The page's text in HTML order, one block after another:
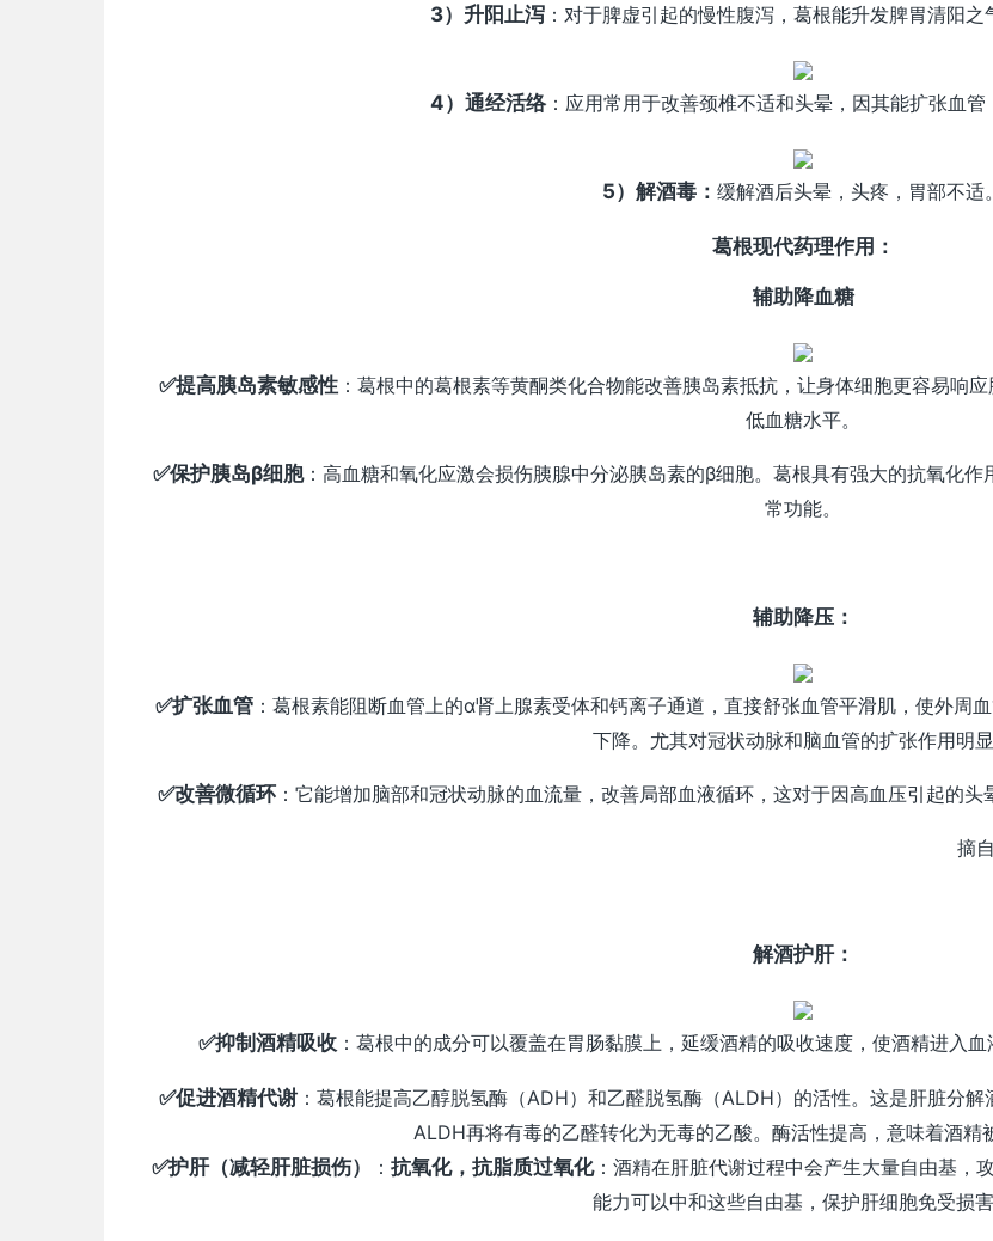
3）升阳止泻 ：对于脾虚引起的慢性腹泻，葛根能升发脾胃清阳之
4）通经活络：应用常用于改善颈椎不适和头晕，因其能扩张血管
5）解酒毒： 缓解酒后头晕，头疼，胃部不适。
葛根现代药理作用：
辅助降血糖
✅提高胰岛素敏感性 ：葛根中的葛根素等黄酮类化合物能改善胰岛素抵抗，让身体细胞更容易响
低血糖水平。
✅保护胰岛β细胞：高血糖和氧化应激会损伤胰腺中分泌胰岛素的β细胞。葛根具有强大的抗氧化
常功能。
辅助降压：
✅扩张血管 ：葛根素能阻断血管上的α肾上腺素受体和钙离子通道，直接舒张血管平滑肌，使外周
下降。尤其对冠状动脉和脑血管的扩张作用明显
✅改善微循环 ：它能增加脑部和冠状动脉的血流量，改善局部血液循环，这对于因高血压引起的
摘
解酒护肝：
✅抑制酒精吸收 ：葛根中的成分可以覆盖在胃肠黏膜上，延缓酒精的吸收速度，使酒精进入
✅促进酒精代谢 ：葛根能提高乙醇脱氢酶（ADH）和乙醛脱氢酶（ALDH）的活性。这是肝脏分
ALDH再将有毒的乙醛转化为无毒的乙酸。酶活性提高，意味着酒精
✅护肝（减轻肝脏损伤）
： 抗氧化，抗脂质过氧化：酒精在肝脏代谢过程中会产生大量自由基，
能力可以中和这些自由基，保护肝细胞免受损害